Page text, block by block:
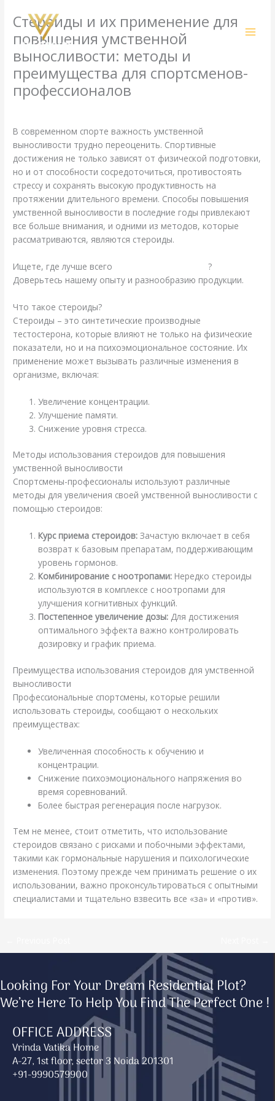
Стероиды и их применение для
повышения умственной
выносливости: методы и
преимущества для спортсменов-
профессионалов
В современном спорте важность умственной
выносливости трудно переоценить. Спортивные
достижения не только зависят от физической подготовки,
но и от способности сосредоточиться, противостоять
стрессу и сохранять высокую продуктивность на
протяжении длительного времени. Способы повышения
умственной выносливости в последние годы привлекают
все больше внимания, и одними из методов, которые
рассматриваются, являются стероиды.
Ищете, где лучше всего купить фарму украина?
Доверьтесь нашему опыту и разнообразию продукции.
Что такое стероиды?
Стероиды – это синтетические производные
тестостерона, которые влияют не только на физические
показатели, но и на психоэмоциональное состояние. Их
применение может вызывать различные изменения в
организме, включая:
Увеличение концентрации.
Улучшение памяти.
Снижение уровня стресса.
Методы использования стероидов для повышения
умственной выносливости
Спортсмены-профессионалы используют различные
методы для увеличения своей умственной выносливости с
помощью стероидов:
Курс приема стероидов: Зачастую включает в себя
возврат к базовым препаратам, поддерживающим
уровень гормонов.
Комбинирование с ноотропами: Нередко стероиды
используются в комплексе с ноотропами для
улучшения когнитивных функций.
Постепенное увеличение дозы: Для достижения
оптимального эффекта важно контролировать
дозировку и график приема.
Преимущества использования стероидов для умственной
выносливости
Профессиональные спортсмены, которые решили
использовать стероиды, сообщают о нескольких
преимуществах:
Увеличенная способность к обучению и
концентрации.
Снижение психоэмоционального напряжения во
время соревнований.
Более быстрая регенерация после нагрузок.
Тем не менее, стоит отметить, что использование
стероидов связано с рисками и побочными эффектами,
такими как гормональные нарушения и психологические
изменения. Поэтому прежде чем принимать решение о их
использовании, важно проконсультироваться с опытными
специалистами и тщательно взвесить все «за» и «против».
Looking For Your Dream Residential Plot?
We’re Here To Help You Find The Perfect One !
OFFICE ADDRESS
Vrinda Vatika Home
A-27, 1st floor, sector 3 Noida 201301
+91-9990579900